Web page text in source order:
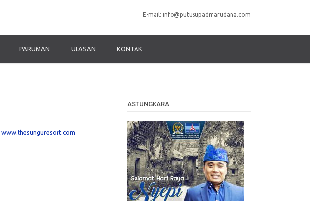
E-mail: info@putusupadmarudana.com
PARUMAN ULASAN KONTAK
www.thesunguresort.com
ASTUNGKARA